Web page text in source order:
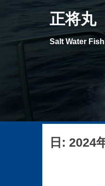
ッ
正将丸
Salt Water
日: 2024